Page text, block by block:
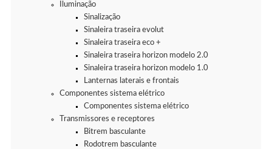
Iluminação
Sinalização
Sinaleira traseira evolut
Sinaleira traseira eco +
Sinaleira traseira horizon modelo 2.0
Sinaleira traseira horizon modelo 1.0
Lanternas laterais e frontais
Componentes sistema elétrico
Componentes sistema elétrico
Transmissores e receptores
Bitrem basculante
Rodotrem basculante